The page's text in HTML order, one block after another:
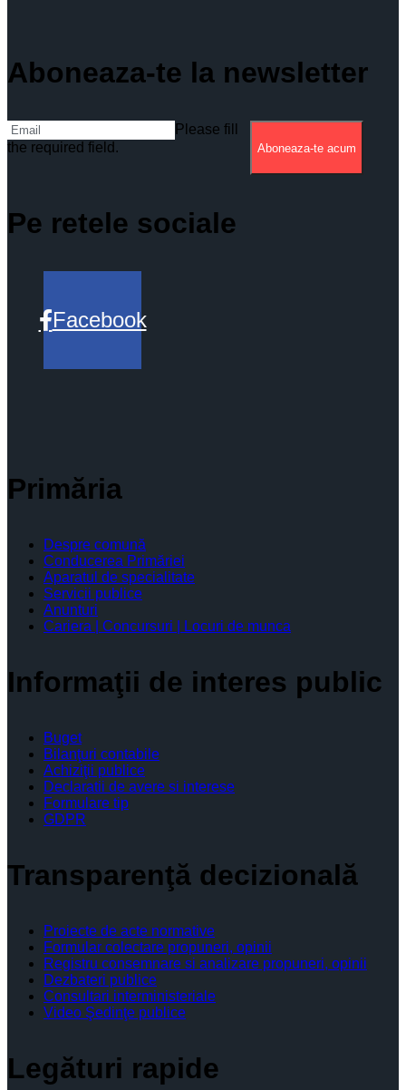
Aboneaza-te la newsletter
Please fill
the required field.
Aboneaza-te acum
Pe retele sociale
Facebook
Primăria
Despre comună
Conducerea Primăriei
Aparatul de specialitate
Servicii publice
Anunturi
Cariera | Concursuri | Locuri de munca
Informaţii de interes public
Buget
Bilanţuri contabile
Achiziţii publice
Declaratii de avere si interese
Formulare tip
GDPR
Transparenţă decizională
Proiecte de acte normative
Formular colectare propuneri, opinii
Registru consemnare si analizare propuneri, opinii
Dezbateri publice
Consultari interministeriale
Video Şedinţe publice
Legături rapide